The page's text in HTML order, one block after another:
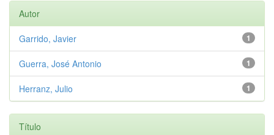
Autor
1
Garrido, Javier
1
Guerra, José Antonio
1
Herranz, Julio
Título